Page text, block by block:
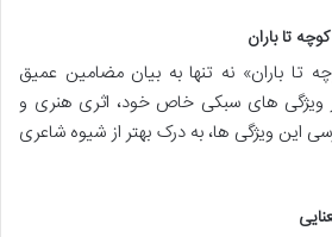
تا باران
تا باران» نه تنها به بیان مضامین عمیق
از ویژگی های سبکی خاص خود، اثری هنری و
این ویژگی ها، به درک بهتر از شیوه شاعری